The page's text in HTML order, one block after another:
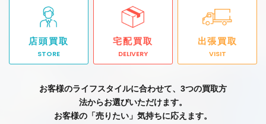
店頭買取
STORE
宅配買取
DELIVERY
出張買取
VISIT
お客様のライフスタイルに合わせて、3つの買取方
法からお選びいただけます。
お客様の「売りたい」気持ちに応えます。